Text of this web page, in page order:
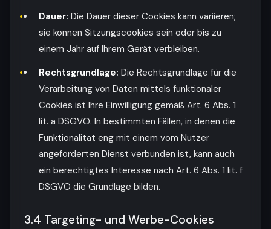
Dauer: Die Dauer dieser Cookies kann variieren;
sie können Sitzungscookies sein oder bis zu
einem Jahr auf Ihrem Gerät verbleiben.
Rechtsgrundlage: Die Rechtsgrundlage für die
Verarbeitung von Daten mittels funktionaler
Cookies ist Ihre Einwilligung gemäß Art. 6 Abs. 1
lit. a DSGVO. In bestimmten Fällen, in denen die
Funktionalität eng mit einem vom Nutzer
angeforderten Dienst verbunden ist, kann auch
ein berechtigtes Interesse nach Art. 6 Abs. 1 lit. f
DSGVO die Grundlage bilden.
3.4 Targeting- und Werbe-Cookies